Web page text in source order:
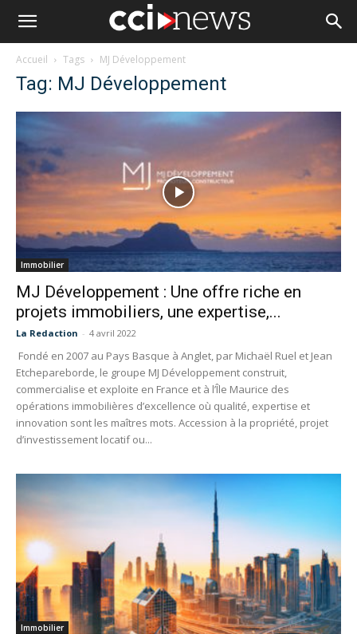
Accueil Tags MJ Développement
Tag: MJ Développement
Immobilier
MJ Développement : Une offre riche en
projets immobiliers, une expertise,...
La Redaction - 4 avril 2022
Fondé en 2007 au Pays Basque à Anglet, par Michaël Ruel et Jean
Etchepareborde, le groupe MJ Développement construit,
commercialise et exploite en France et à l’Île Maurice des
opérations immobilières d’excellence où qualité, expertise et
innovation sont les maîtres mots. Accession à la propriété, projet
d’investissement locatif ou...
Immobilier